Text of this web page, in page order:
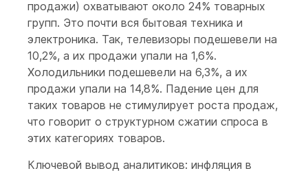
продажи) охватывают около 24% товарных
групп. Это почти вся бытовая техника и
электроника. Так, телевизоры подешевели на
10,2%, а их продажи упали на 1,6%.
Холодильники подешевели на 6,3%, а их
продажи упали на 14,8%. Падение цен для
таких товаров не стимулирует роста продаж,
что говорит о структурном сжатии спроса в
этих категориях товаров.
Ключевой вывод аналитиков: инфляция в